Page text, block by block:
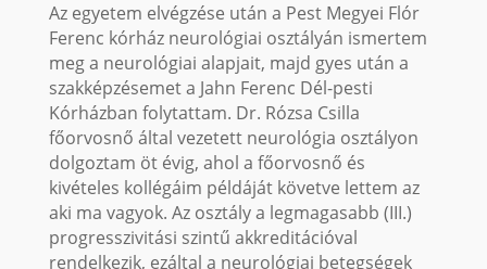
Az egyetem elvégzése után a Pest Megyei Flór
Ferenc kórház neurológiai osztályán ismertem
meg a neurológiai alapjait, majd gyes után a
szakképzésemet a Jahn Ferenc Dél-pesti
Kórházban folytattam. Dr. Rózsa Csilla
főorvosnő által vezetett neurológia osztályon
dolgoztam öt évig, ahol a főorvosnő és
kivételes kollégáim példáját követve lettem az
aki ma vagyok. Az osztály a legmagasabb (III.)
progresszivitási szintű akkreditációval
rendelkezik, ezáltal a neurológiai betegségek